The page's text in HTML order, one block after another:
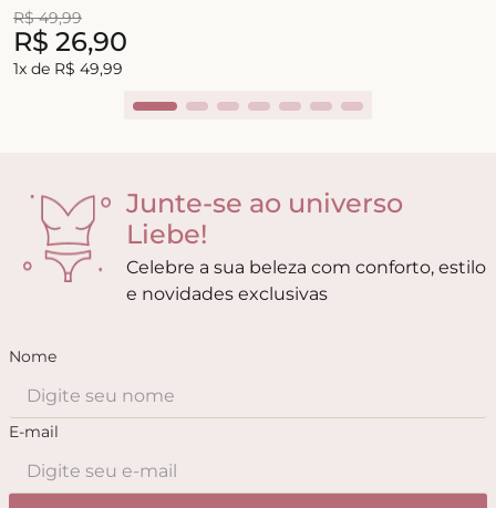
R$ 49,99
R$ 26,90
1x de R$ 49,99
Junte-se ao universo
Liebe!
Celebre a sua beleza com conforto, estilo
e novidades exclusivas
Nome
E-mail